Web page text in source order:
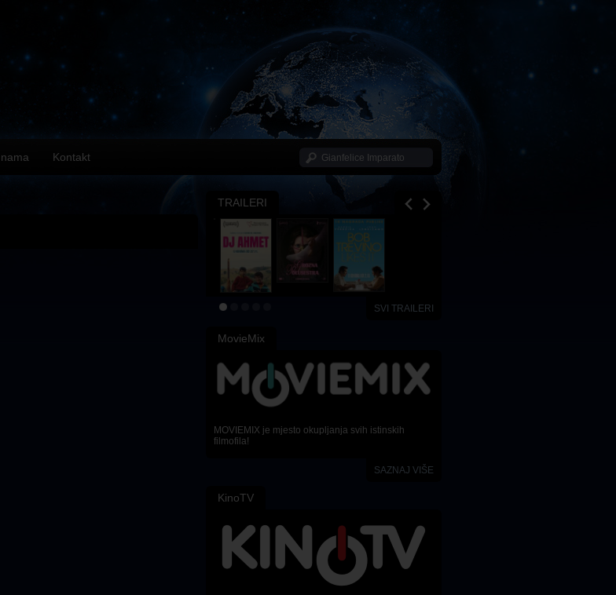
Kontakt
TRAILERI
SVI TRAILERI
MovieMix
MOVIEMIX je mjesto okupljanja svih istinskih
filmofila!
SAZNAJ VIŠE
KinoTV